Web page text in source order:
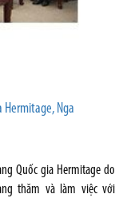
Hermitage, Nga
Quốc gia Hermitage do
thăm và làm việc với